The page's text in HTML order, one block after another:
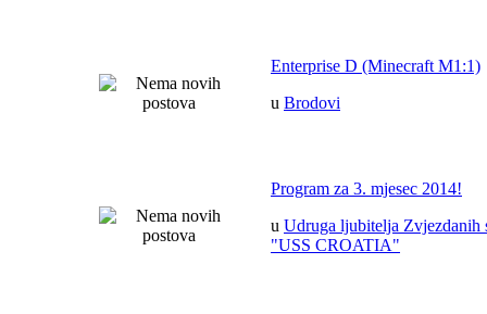
Enterprise D (Minecraft M1:1)
u Brodovi
Program za 3. mjesec 2014!
u Udruga ljubitelja Zvjezdanih
"USS CROATIA"